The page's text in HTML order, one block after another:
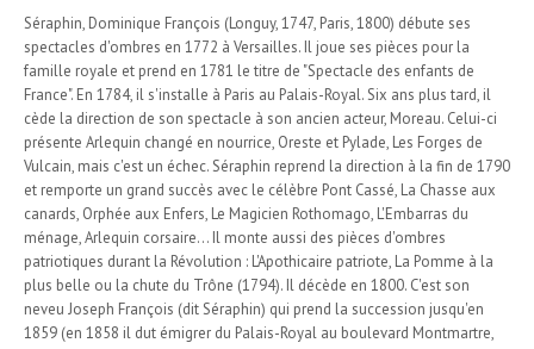
Séraphin, Dominique François (Longuy, 1747, Paris, 1800) débute ses
spectacles d'ombres en 1772 à Versailles. Il joue ses pièces pour la
famille royale et prend en 1781 le titre de "Spectacle des enfants de
France". En 1784, il s'installe à Paris au Palais-Royal. Six ans plus tard, il
cède la direction de son spectacle à son ancien acteur, Moreau. Celui-ci
présente Arlequin changé en nourrice, Oreste et Pylade, Les Forges de
Vulcain, mais c'est un échec. Séraphin reprend la direction à la fin de 1790
et remporte un grand succès avec le célèbre Pont Cassé, La Chasse aux
canards, Orphée aux Enfers, Le Magicien Rothomago, L'Embarras du
ménage, Arlequin corsaire... Il monte aussi des pièces d'ombres
patriotiques durant la Révolution : L'Apothicaire patriote, La Pomme à la
plus belle ou la chute du Trône (1794). Il décède en 1800. C'est son
neveu Joseph François (dit Séraphin) qui prend la succession jusqu'en
1859 (en 1858 il dut émigrer du Palais-Royal au boulevard Montmartre,